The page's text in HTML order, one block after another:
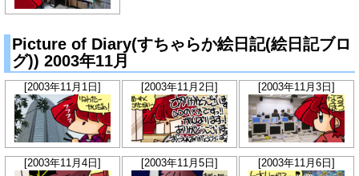
Picture of Diary(すちゃらか絵日記(絵日記ブロ
グ)) 2003年11月
[2003年11月1日] [2003年11月2日] [2003年11月3日]
[2003年11月4日] [2003年11月5日] [2003年11月6日]